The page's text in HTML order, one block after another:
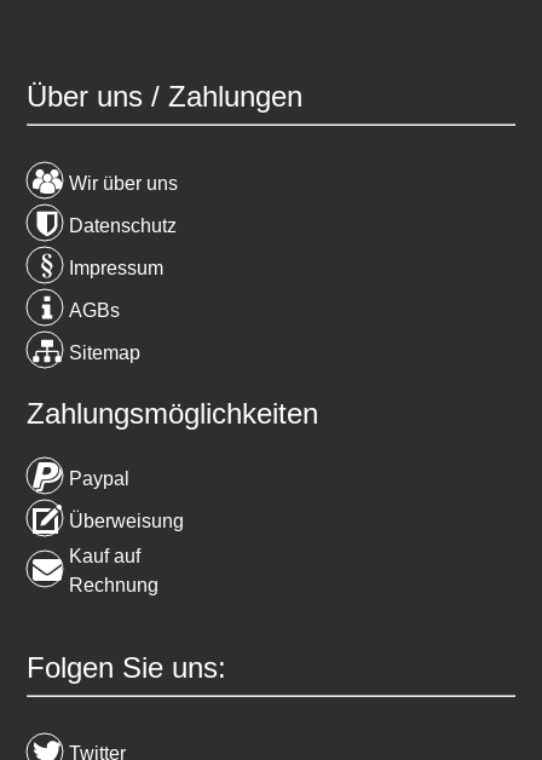
Über uns / Zahlungen
Wir über uns
Datenschutz
Impressum
AGBs
Sitemap
Zahlungsmöglichkeiten
Paypal
Überweisung
Kauf auf
Rechnung
Folgen Sie uns:
Twitter